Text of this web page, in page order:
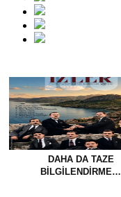
DAHA DA TAZE
BİLGİLENDİRME…